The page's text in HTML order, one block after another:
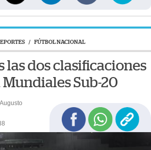
/ FÚTBOL NACIONAL
las dos clasificaciones
Sub-20